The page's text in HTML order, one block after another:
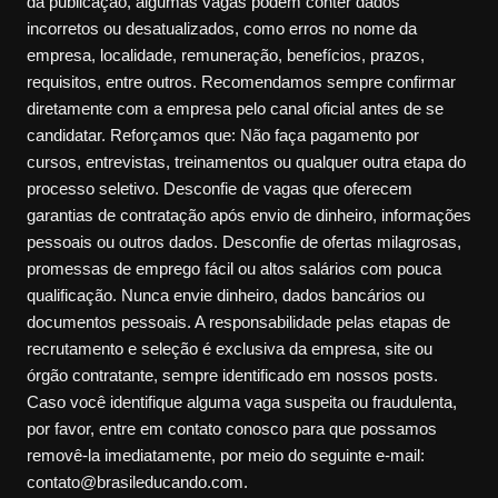
incorretos ou desatualizados, como erros no nome da
empresa, localidade, remuneração, benefícios, prazos,
requisitos, entre outros. Recomendamos sempre confirmar
diretamente com a empresa pelo canal oficial antes de se
candidatar. Reforçamos que: Não faça pagamento por
cursos, entrevistas, treinamentos ou qualquer outra etapa do
processo seletivo. Desconfie de vagas que oferecem
garantias de contratação após envio de dinheiro, informações
pessoais ou outros dados. Desconfie de ofertas milagrosas,
promessas de emprego fácil ou altos salários com pouca
qualificação. Nunca envie dinheiro, dados bancários ou
documentos pessoais. A responsabilidade pelas etapas de
recrutamento e seleção é exclusiva da empresa, site ou
órgão contratante, sempre identificado em nossos posts.
Caso você identifique alguma vaga suspeita ou fraudulenta,
por favor, entre em contato conosco para que possamos
removê-la imediatamente, por meio do seguinte e-mail:
contato@brasileducando.com.